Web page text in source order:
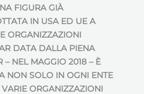
FIGURA GIÀ
IN USA ED UE A
ORGANIZZAZIONI
DATA DALLA PIENA
NEL MAGGIO 2018 – È
NON SOLO IN OGNI ENTE
ORGANIZZAZIONI